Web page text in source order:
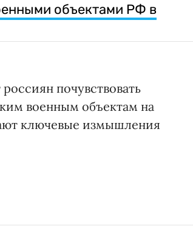
объектами РФ в
россиян почувствовать
военным объектам на
ключевые измышления